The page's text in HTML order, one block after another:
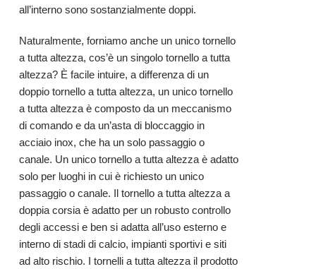
all’interno sono sostanzialmente doppi.
Naturalmente, forniamo anche un unico tornello
a tutta altezza, cos’è un singolo tornello a tutta
altezza? È facile intuire, a differenza di un
doppio tornello a tutta altezza, un unico tornello
a tutta altezza è composto da un meccanismo
di comando e da un’asta di bloccaggio in
acciaio inox, che ha un solo passaggio o
canale. Un unico tornello a tutta altezza è adatto
solo per luoghi in cui è richiesto un unico
passaggio o canale. Il tornello a tutta altezza a
doppia corsia è adatto per un robusto controllo
degli accessi e ben si adatta all’uso esterno e
interno di stadi di calcio, impianti sportivi e siti
ad alto rischio. I tornelli a tutta altezza il prodotto